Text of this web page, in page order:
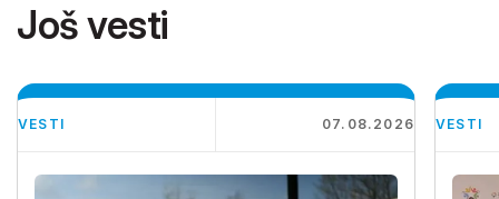
Još vesti
VESTI 07.08.2026 VESTI